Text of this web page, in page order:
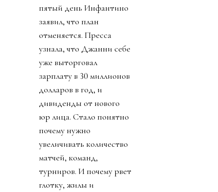
пятый день Инфантино
заявил, что план
отменяется. Пресса
узнала, что Джанни себе
уже выторговал
зарплату в 30 миллионов
долларов в год, и
дивиденды от нового
юр лица. Стало понятно
почему нужно
увеличивать количество
матчей, команд,
турниров. И почему рвет
глотку, жилы и